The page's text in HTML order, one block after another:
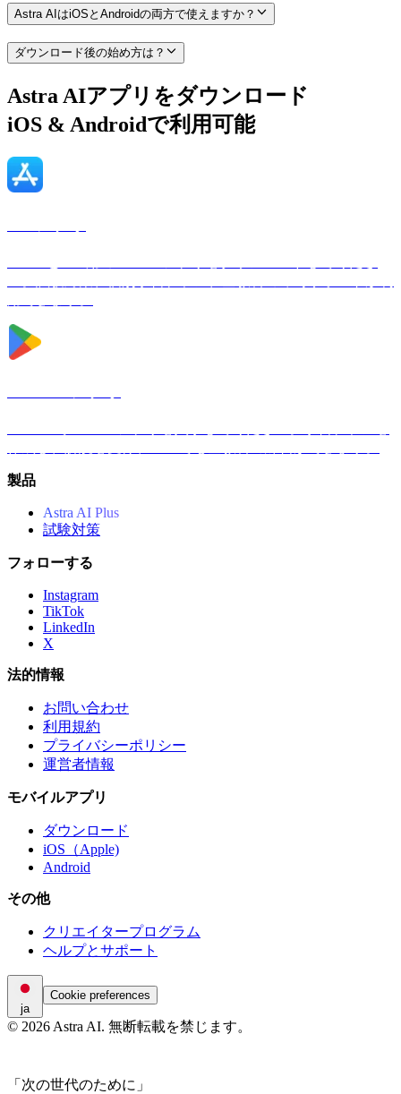
Astra AIはiOSとAndroidの両方で使えますか？
ダウンロード後の始め方は？
Astra AIアプリをダウンロード
iOS & Androidで利用可能
製品
Astra AI Plus
試験対策
フォローする
Instagram
TikTok
LinkedIn
X
法的情報
お問い合わせ
利用規約
プライバシーポリシー
運営者情報
モバイルアプリ
ダウンロード
iOS（Apple)
Android
その他
クリエイタープログラム
ヘルプとサポート
ja
Cookie preferences
© 2026 Astra AI. 無断転載を禁じます。
「次の世代のために」